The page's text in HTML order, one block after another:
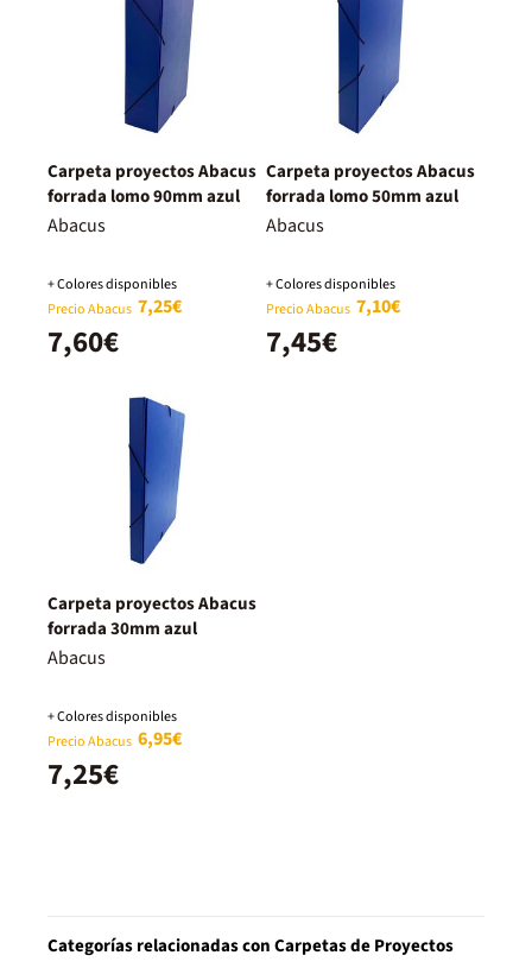
Carpeta proyectos Abacus
forrada lomo 90mm azul
Abacus
+ Colores disponibles
Precio Abacus 7,25€
7,60€
Carpeta proyectos Abacus
forrada lomo 50mm azul
Abacus
+ Colores disponibles
Precio Abacus 7,10€
7,45€
Carpeta proyectos Abacus
forrada 30mm azul
Abacus
+ Colores disponibles
Precio Abacus 6,95€
7,25€
Categorías relacionadas con Carpetas de Proyectos